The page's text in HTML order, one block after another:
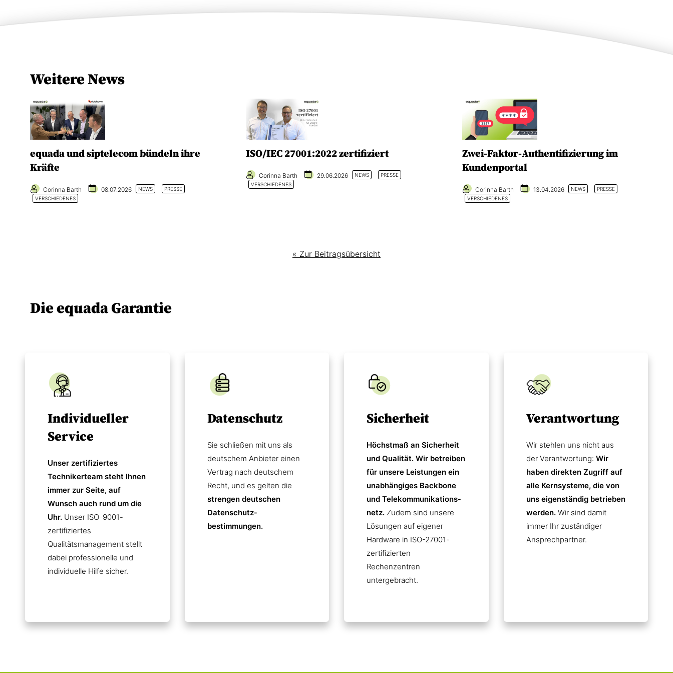
Weitere News
equada und siptelecom bündeln ihre
Kräfte
Corinna Barth 08.07.2026 NEWS
PRESSE
VERSCHIEDENES
ISO/IEC 27001:2022 zertifiziert
Corinna Barth 29.06.2026 NEWS
PRESSE
VERSCHIEDENES
Zwei-Faktor-Authentifizierung im
Kundenportal
Corinna Barth 13.04.2026 NEWS
PRESSE
VERSCHIEDENES
« Zur Beitragsübersicht
Die equada Garantie
Individueller
Service
Unser zertifiziertes
Technikerteam steht Ihnen
immer zur Seite, auf
Wunsch auch rund um die
Uhr. Unser ISO-9001-
zertifiziertes
Qualitätsmanagement stellt
dabei professionelle und
individuelle Hilfe sicher.
Datenschutz
Sie schließen mit uns als
deutschem Anbieter einen
Vertrag nach deutschem
Recht, und es gelten die
strengen deutschen
Datenschutz­
bestimmungen.
Sicherheit
Höchstmaß an Sicherheit
und Qualität. Wir betreiben
für unsere Leistungen ein
unabhängiges Backbone
und Telekommunikations­
netz. Zudem sind unsere
Lösungen auf eigener
Hardware in ISO-27001-
zertifizierten
Rechenzentren
untergebracht.
Verantwortung
Wir stehlen uns nicht aus
der Verantwortung: Wir
haben direkten Zugriff auf
alle Kernsysteme, die von
uns eigenständig betrieben
werden.Wir sind damit
immer Ihr zuständiger
Ansprechpartner.